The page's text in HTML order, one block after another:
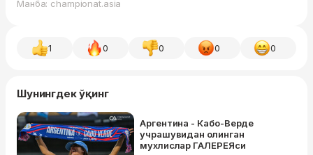
Манба: championat.asia
1 0 0 0 0
Шунингдек ўқинг
Аргентина - Кабо-Верде
учрашувидан олинган
мухлислар ГАЛEРEЯси